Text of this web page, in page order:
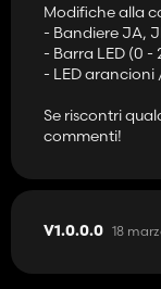
Modifiche alla
- Bandiere JA,
- Barra LED (0 -
- LED arancioni
Se riscontri
commenti!
V1.0.0.0 18